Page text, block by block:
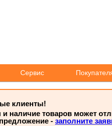
Сервис
клиенты!
товаров может
- заполните